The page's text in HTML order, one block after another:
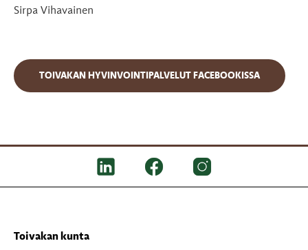
Sirpa Vihavainen
TOIVAKAN HYVINVOINTIPALVELUT FACEBOOKISSA
Toivakan kunta